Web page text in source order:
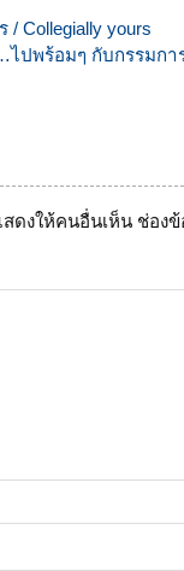
Collegially yours
ปพร้อมๆ กับกรรมกา
ดงให้คนอื่นเห็น ช่อง